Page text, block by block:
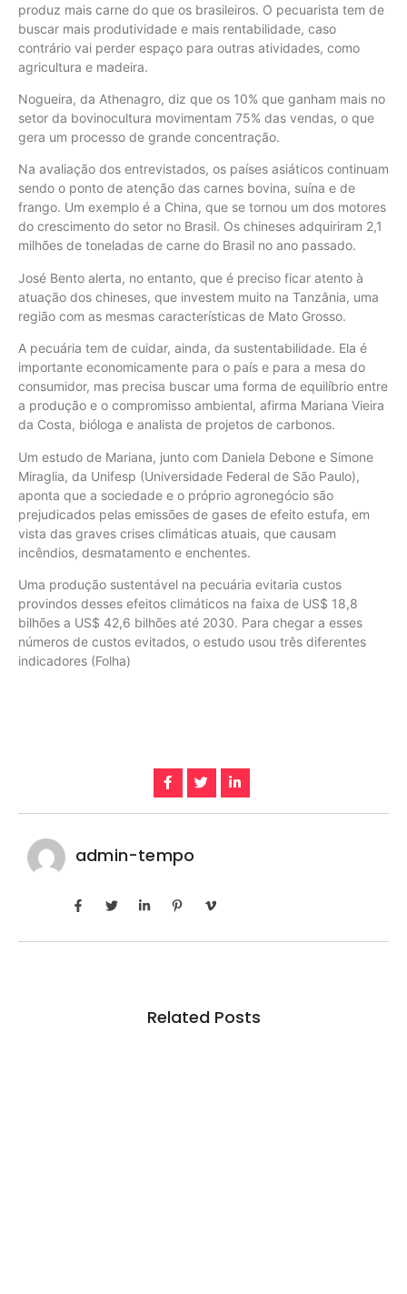
produz mais carne do que os brasileiros. O pecuarista tem de
buscar mais produtividade e mais rentabilidade, caso
contrário vai perder espaço para outras atividades, como
agricultura e madeira.
Nogueira, da Athenagro, diz que os 10% que ganham mais no
setor da bovinocultura movimentam 75% das vendas, o que
gera um processo de grande concentração.
Na avaliação dos entrevistados, os países asiáticos continuam
sendo o ponto de atenção das carnes bovina, suína e de
frango. Um exemplo é a China, que se tornou um dos motores
do crescimento do setor no Brasil. Os chineses adquiriram 2,1
milhões de toneladas de carne do Brasil no ano passado.
José Bento alerta, no entanto, que é preciso ficar atento à
atuação dos chineses, que investem muito na Tanzânia, uma
região com as mesmas características de Mato Grosso.
A pecuária tem de cuidar, ainda, da sustentabilidade. Ela é
importante economicamente para o país e para a mesa do
consumidor, mas precisa buscar uma forma de equilíbrio entre
a produção e o compromisso ambiental, afirma Mariana Vieira
da Costa, bióloga e analista de projetos de carbonos.
Um estudo de Mariana, junto com Daniela Debone e Simone
Miraglia, da Unifesp (Universidade Federal de São Paulo),
aponta que a sociedade e o próprio agronegócio são
prejudicados pelas emissões de gases de efeito estufa, em
vista das graves crises climáticas atuais, que causam
incêndios, desmatamento e enchentes.
Uma produção sustentável na pecuária evitaria custos
provindos desses efeitos climáticos na faixa de US$ 18,8
bilhões a US$ 42,6 bilhões até 2030. Para chegar a esses
números de custos evitados, o estudo usou três diferentes
indicadores (Folha)
admin-tempo
Related Posts